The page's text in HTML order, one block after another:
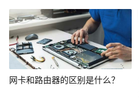
网卡和路由器的区别是什么？